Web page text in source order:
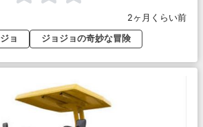
2ヶ月くらい前
ョ ジョジョの奇妙な冒険